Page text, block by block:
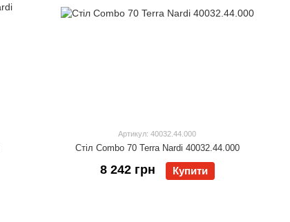
Артикул: 40032.44.000
Стіл Combo 70 Terra Nardi 40032.44.000
8 242 грн Купити